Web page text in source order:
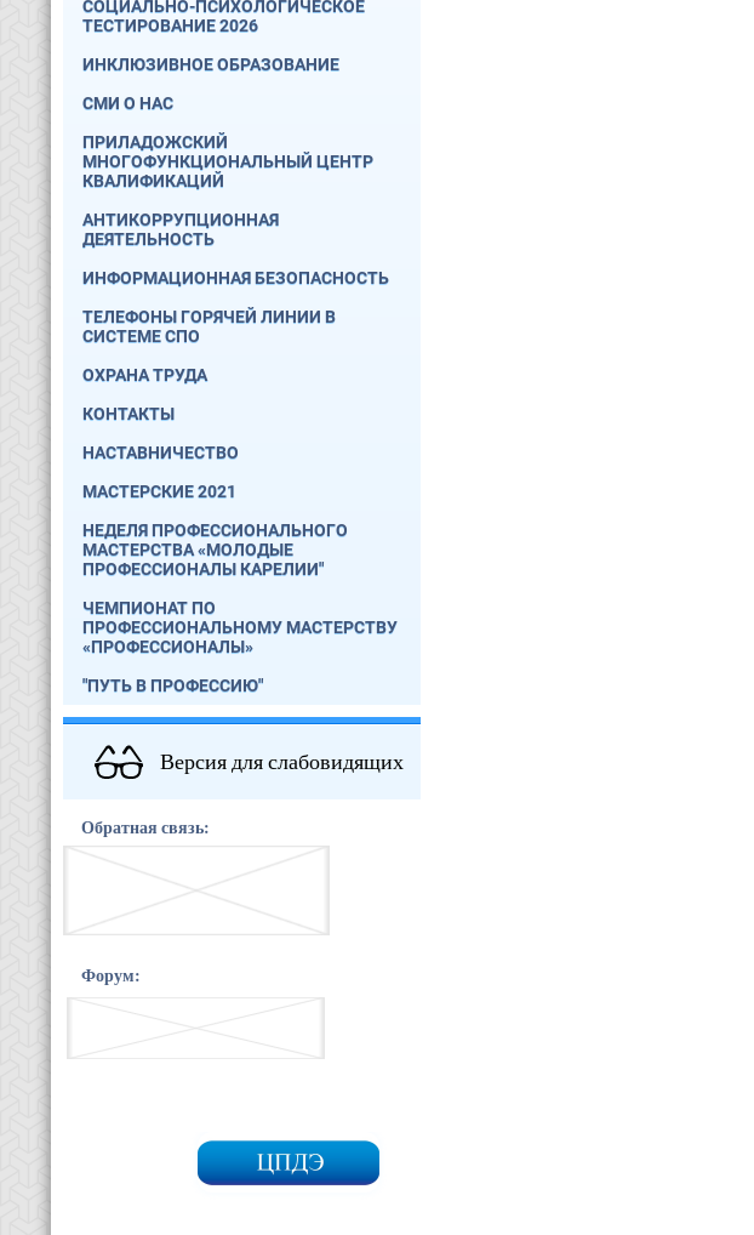
СОЦИАЛЬНО-ПСИХОЛОГИЧЕСКОЕ
ТЕСТИРОВАНИЕ 2026
ИНКЛЮЗИВНОЕ ОБРАЗОВАНИЕ
СМИ О НАС
ПРИЛАДОЖСКИЙ
МНОГОФУНКЦИОНАЛЬНЫЙ ЦЕНТР
КВАЛИФИКАЦИЙ
АНТИКОРРУПЦИОННАЯ
ДЕЯТЕЛЬНОСТЬ
ИНФОРМАЦИОННАЯ БЕЗОПАСНОСТЬ
ТЕЛЕФОНЫ ГОРЯЧЕЙ ЛИНИИ В
СИСТЕМЕ СПО
ОХРАНА ТРУДА
КОНТАКТЫ
НАСТАВНИЧЕСТВО
МАСТЕРСКИЕ 2021
НЕДЕЛЯ ПРОФЕССИОНАЛЬНОГО
МАСТЕРСТВА «МОЛОДЫЕ
ПРОФЕССИОНАЛЫ КАРЕЛИИ"
ЧЕМПИОНАТ ПО
ПРОФЕССИОНАЛЬНОМУ МАСТЕРСТВУ
«ПРОФЕССИОНАЛЫ»
"ПУТЬ В ПРОФЕССИЮ"
Версия для слабовидящих
Обратная связь:
Форум: